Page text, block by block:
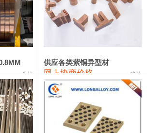
109,860
26,300—26,500 26,400 100
100
24,300—24,500 24,400
金拉
供应各类紫铜异型材
网上协商价格 骏达